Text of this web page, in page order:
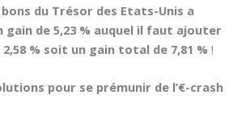
du Trésor des Etats-Unis a
gain de 5,23 % auquel il faut ajouter
% soit un gain total de 7,81 % !
pour se prémunir de l’€-crash